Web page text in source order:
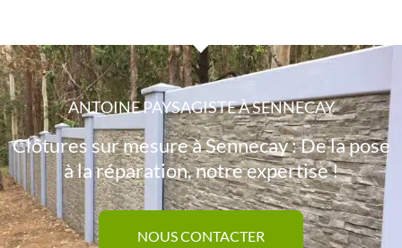
ANTOINE PAYSAGISTE À SENNECAY
Clôtures sur mesure à Sennecay : De la pose
à la réparation, notre expertise !
NOUS CONTACTER